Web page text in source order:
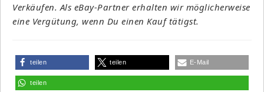
Verkäufen. Als eBay-Partner erhalten wir möglicherweise
eine Vergütung, wenn Du einen Kauf tätigst.
teilen teilen E-Mail
teilen